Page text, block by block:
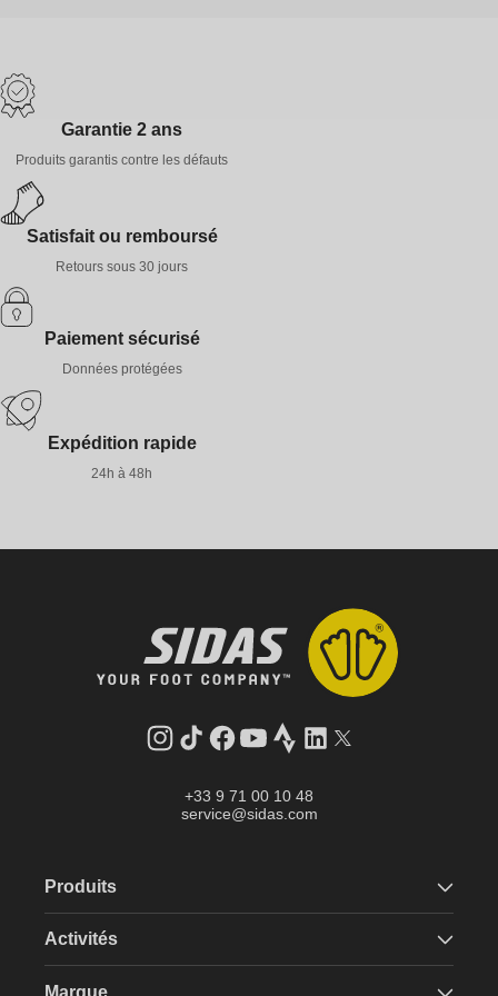
Garantie 2 ans
Produits garantis contre les défauts
Satisfait ou remboursé
Retours sous 30 jours
Paiement sécurisé
Données protégées
Expédition rapide
24h à 48h
Instagram
Tik
Facebook
YouTube
StravaLinkedInTwitter
+33 9 71 00 10 48
service@sidas.com
Produits
Activités
Marque